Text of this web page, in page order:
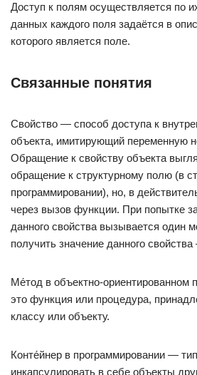
Доступ к полям осуществляется по
данных каждого поля задаётся в
которого является поле.
Связанные понятия
Свойство — способ доступа к
объекта, имитирующий переменную
Обращение к свойству объекта
обращение к структурному полю (в
программировании), но, в
через вызов функции. При попытке
данного свойства вызывается один
получить значение данного
Ме́тод в объектно-ориентированном
это функция или процедура,
классу или объекту.
Конте́йнер в программировании —
инкапсулировать в себе объекты